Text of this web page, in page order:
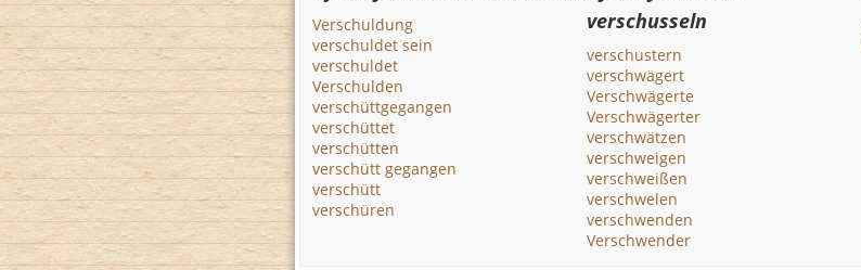
Verschuldung
verschuldet sein
verschuldet
Verschulden
verschüttgegangen
verschüttet
verschütten
verschütt gegangen
verschütt
verschüren
verschusseln
verschustern
verschwägert
Verschwägerte
Verschwägerter
verschwätzen
verschweigen
verschweißen
verschwelen
verschwenden
Verschwender